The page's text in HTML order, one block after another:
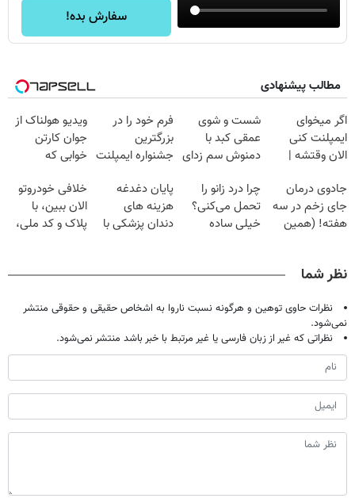
سفارش بده!
مطالب پیشنهادی
اگر میخوای
ایمپلنت کنی
الان وقتشه |
میلیون تومان!!!
شست و شوی
عمقی کبد با
دمنوش سم زدای
فرم خود را در
بزرگترین
جشنواره ایمپلنت
فقط ۲۵ میلیون
ویدیو هولناک از
جوان کارتن
خوابی که
آموزش رایگان
جادوی درمان
جای زخم در سه
هفته! (همین
چرا درد زانو را
تحمل می‌کنی؟
خیلی ساده
پایان دغدغه
هزینه های
دندان پزشکی با
خلافی خودروتو
الان ببین، با
پلاک و کد ملی،
نظر شما
نظرات حاوی توهین و هرگونه نسبت ناروا به اشخاص حقیقی و حقوقی منتشر
نمی‌شود.
نظراتی که غیر از زبان فارسی یا غیر مرتبط با خبر باشد منتشر نمی‌شود.